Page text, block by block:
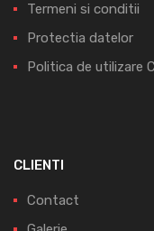
Termeni si conditii
Protectia datelor
Politica de utilizare
CLIENTI
Contact